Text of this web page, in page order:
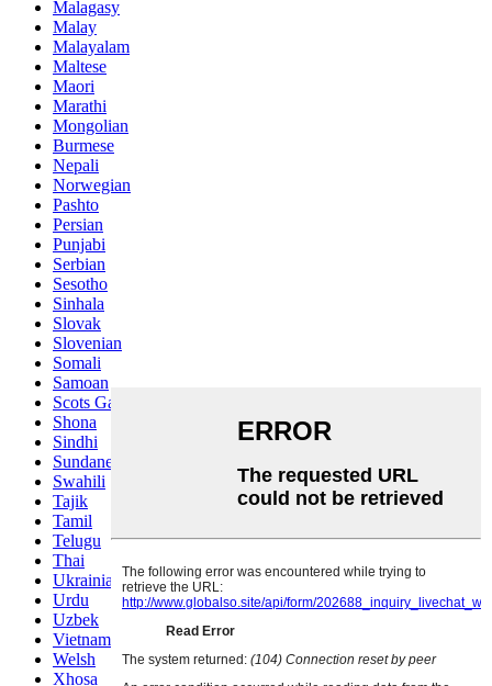
Malagasy
Malay
Malayalam
Maltese
Maori
Marathi
Mongolian
Burmese
Nepali
Norwegian
Pashto
Persian
Punjabi
Serbian
Sesotho
Sinhala
Slovak
Slovenian
Somali
Samoan
Scots Gaelic
Shona
Sindhi
Sundanese
Swahili
Tajik
Tamil
Telugu
Thai
Ukrainian
Urdu
Uzbek
Vietnamese
Welsh
Xhosa